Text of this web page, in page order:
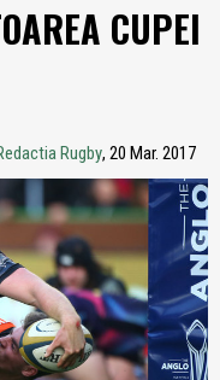
CUPEI
Rugby, 20 Mar. 2017